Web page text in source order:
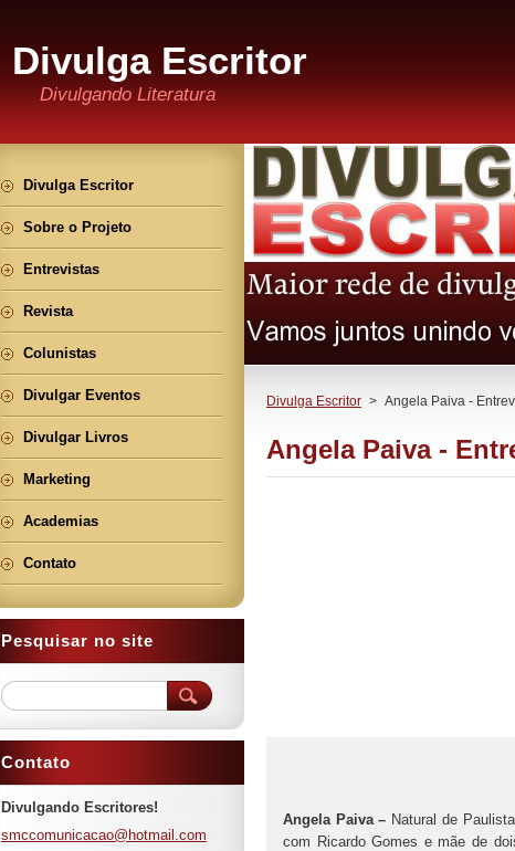
Divulga Escritor
Divulgando Literatura
Divulga Escritor > Angela Paiva -
Angela Paiva -
Angela Paiva – Natural de
com Ricardo Gomes e mãe de
Divulga Escritor
Sobre o Projeto
Entrevistas
Revista
Colunistas
Divulgar Eventos
Divulgar Livros
Marketing
Academias
Contato
Pesquisar no site
Contato
Divulgando Escritores!
smccomunicacao@hotmail.com